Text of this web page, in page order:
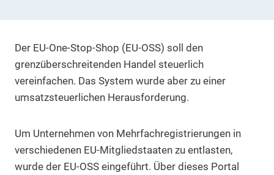
Der EU-One-Stop-Shop (EU-OSS) soll den
grenzüberschreitenden Handel steuerlich
vereinfachen. Das System wurde aber zu einer
umsatzsteuerlichen Herausforderung.
Um Unternehmen von Mehrfachregistrierungen in
verschiedenen EU-Mitgliedstaaten zu entlasten,
wurde der EU-OSS eingeführt. Über dieses Portal